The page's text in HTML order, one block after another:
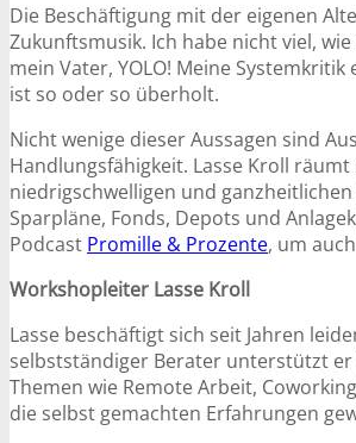
Die Beschäftigung mit der eigenen
Zukunftsmusik. Ich habe nicht viel,
mein Vater, YOLO! Meine
ist so oder so überholt.
Nicht wenige dieser Aussagen sind
Handlungsfähigkeit. Lasse Kroll
niedrigschwelligen und
Sparpläne, Fonds, Depots und
Podcast Promille & Prozente, um
Workshopleiter Lasse Kroll
Lasse beschäftigt sich seit Jahren
selbstständiger Berater unterstützt
Themen wie Remote Arbeit,
die selbst gemachten Erfahrungen